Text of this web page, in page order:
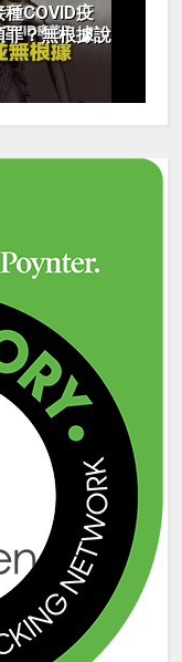
種COVID疫
？無根據說